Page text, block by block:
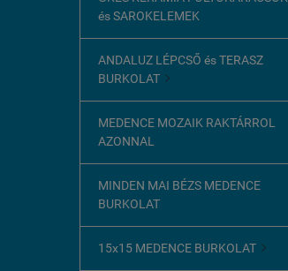
és SAROKELEMEK
ANDALUZ LÉPCSŐ és TERASZ
BURKOLAT 
MEDENCE MOZAIK RAKTÁRROL
AZONNAL
MINDEN MAI BÉZS MEDENCE
BURKOLAT
15x15 MEDENCE BURKOLAT 